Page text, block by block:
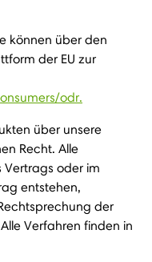
können über den
der EU zur
odr.
über unsere
Recht. Alle
Vertrags oder im
entstehen,
der
Verfahren finden in